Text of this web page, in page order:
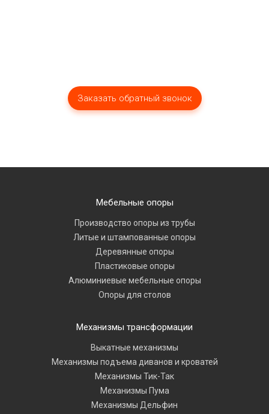
Мебельные опоры
Производство опоры из трубы
Литые и штампованные опоры
Деревянные опоры
Пластиковые опоры
Алюминиевые мебельные опоры
Опоры для столов
Механизмы трансформации
Выкатные механизмы
Механизмы подъема диванов и кроватей
Механизмы Тик-Так
Механизмы Пума
Механизмы Дельфин